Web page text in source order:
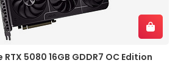
RTX 5080 16GB GDDR7 OC Edition